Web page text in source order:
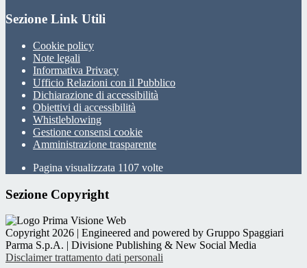
Sezione Link Utili
Cookie policy
Note legali
Informativa Privacy
Ufficio Relazioni con il Pubblico
Dichiarazione di accessibilità
Obiettivi di accessibilità
Whistleblowing
Gestione consensi cookie
Amministrazione trasparente
Pagina visualizzata 1107 volte
Sezione Copyright
Copyright 2026 | Engineered and powered by Gruppo Spaggiari
Parma S.p.A. | Divisione Publishing & New Social Media
Disclaimer trattamento dati personali